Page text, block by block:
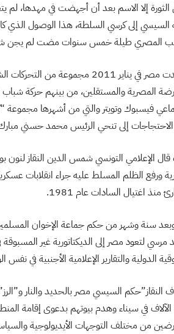
الثورة إلا الاسم بعد أن أجهضت في مهدها، لم
إلى كرسي السلطة، هذا الوصول الذي
طيلة خمس سنوات مضت لم يجن شيئًا من ثورة 25 يناير سوى مزيد من
وشهدت مصر في يناير 2011
فيسبوك وتويتر والتي من أشهرها
إلى تنحي الرئيس محمد حسني مبارك عن الحكم
ورفع الظلم المسلط عليه جراء انقلابات
منذ اغتيال السادات عام 1981.
سنة وشهر من حكم جماعة الإخوان
لتعود مصر إلى الديكتاتورية غير
الدولية والتقارير الإعلامية الأجنبية في نفس
النقاز”حكم السيسي مصر بالحديد والنار
في سيناء وهدم بيوتهم بدعوى إقامة